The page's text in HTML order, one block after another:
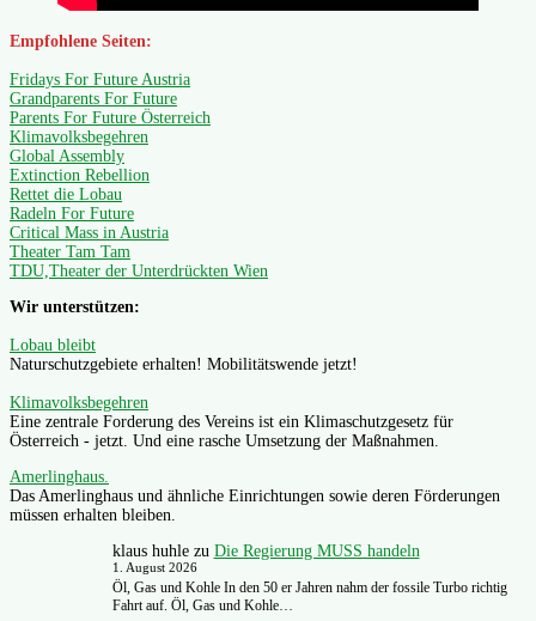
Empfohlene Seiten:
Fridays For Future Austria
Grandparents For Future
Parents For Future Österreich
Klimavolksbegehren
Global Assembly
Extinction Rebellion
Rettet die Lobau
Radeln For Future
Critical Mass in Austria
Theater Tam Tam
TDU,Theater der Unterdrückten Wien
Wir unterstützen:
Lobau bleibt
Naturschutzgebiete erhalten! Mobilitätswende jetzt!
Klimavolksbegehren
Eine zentrale Forderung des Vereins ist ein Klimaschutzgesetz für
Österreich - jetzt. Und eine rasche Umsetzung der Maßnahmen.
Amerlinghaus.
Das Amerlinghaus und ähnliche Einrichtungen sowie deren Förderungen
müssen erhalten bleiben.
klaus huhlezu Die Regierung MUSS handeln
1. August 2026
Öl, Gas und Kohle In den 50 er Jahren nahm der fossile Turbo richtig
Fahrt auf. Öl, Gas und Kohle…